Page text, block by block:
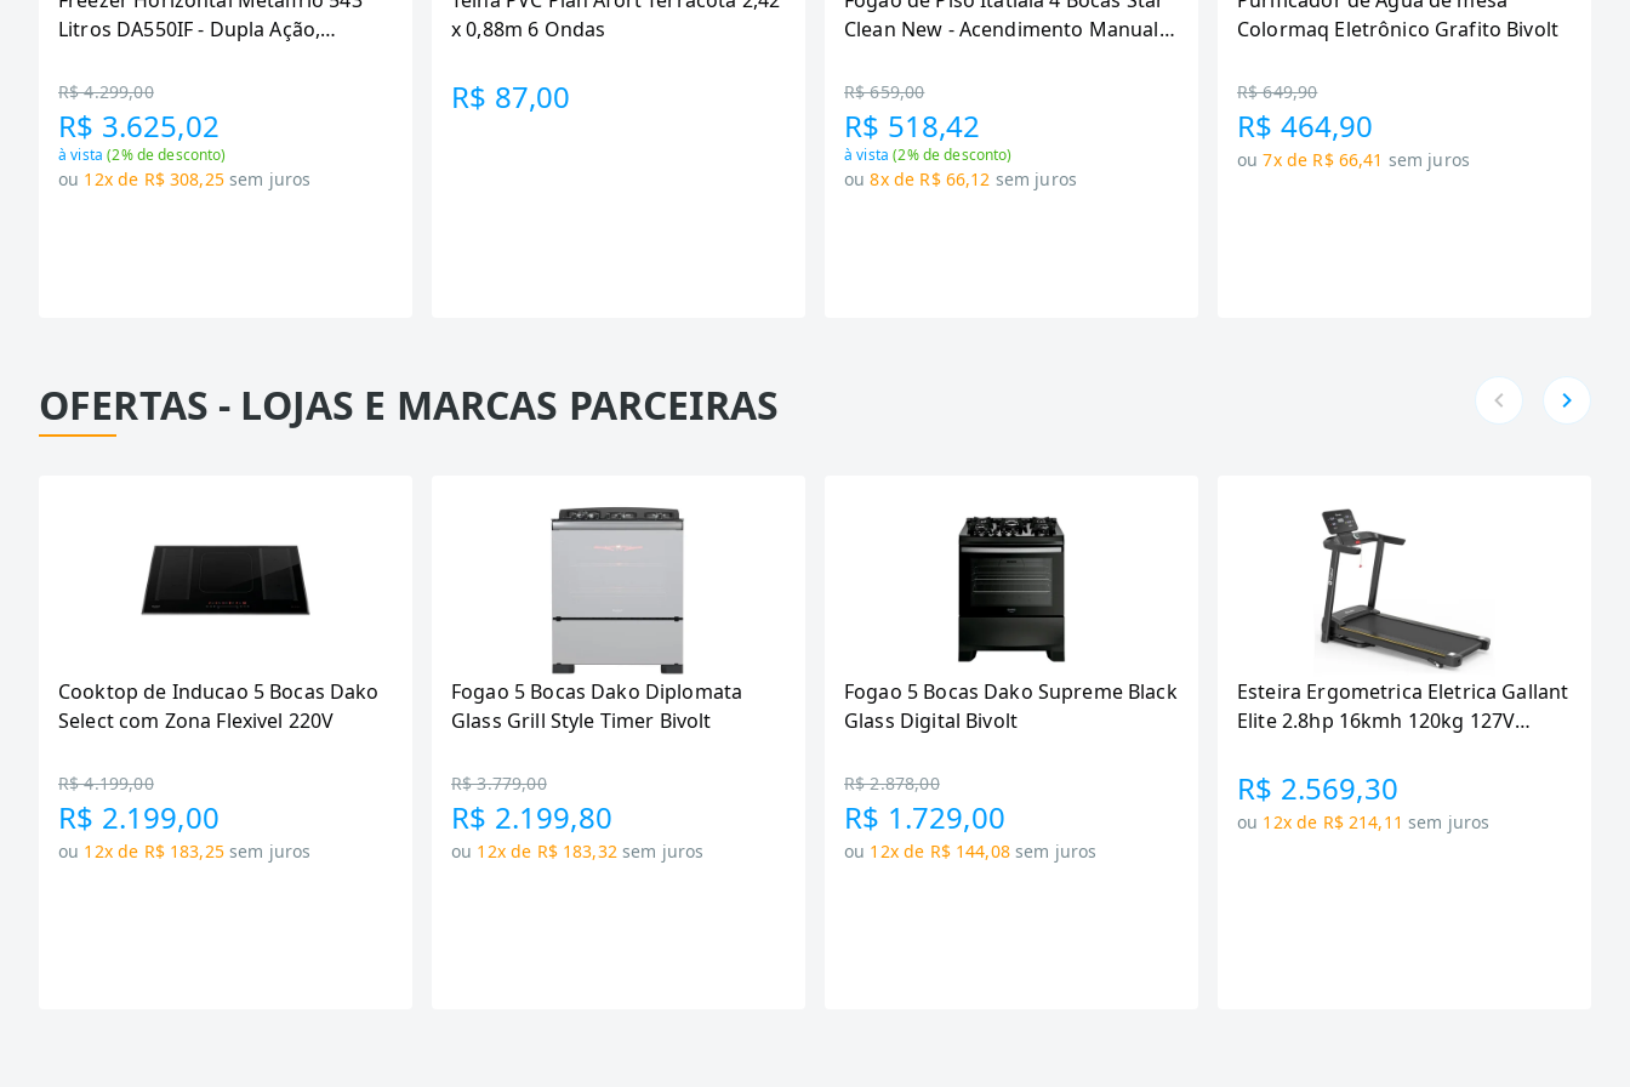
Litros DA550IF - Dupla Ação,
R$ 4.299,00
R$ 3.625,02
à vista(2% de desconto)
ou 12x de R$ 308,25 sem juros
x 0,88m 6 Ondas
R$ 87,00
Clean New - Acendimento Manual,
R$ 659,00
R$ 518,42
à vista(2% de desconto)
ou 8x de R$ 66,12 sem juros
Colormaq Eletrônico Grafito Bivolt
R$ 649,90
R$ 464,90
ou 7x de R$ 66,41 sem juros
OFERTAS - LOJAS E MARCAS PARCEIRAS
Cooktop de Inducao 5 Bocas Dako
Select com Zona Flexivel 220V
R$ 4.199,00
R$ 2.199,00
ou 12x de R$ 183,25 sem juros
Fogao 5 Bocas Dako Diplomata
Glass Grill Style Timer Bivolt
R$ 3.779,00
R$ 2.199,80
ou 12x de R$ 183,32 sem juros
Fogao 5 Bocas Dako Supreme Black
Glass Digital Bivolt
R$ 2.878,00
R$ 1.729,00
ou 12x de R$ 144,08 sem juros
Esteira Ergometrica Eletrica Gallant
Elite 2.8hp 16kmh 120kg 127V
R$ 2.569,30
ou 12x de R$ 214,11 sem juros